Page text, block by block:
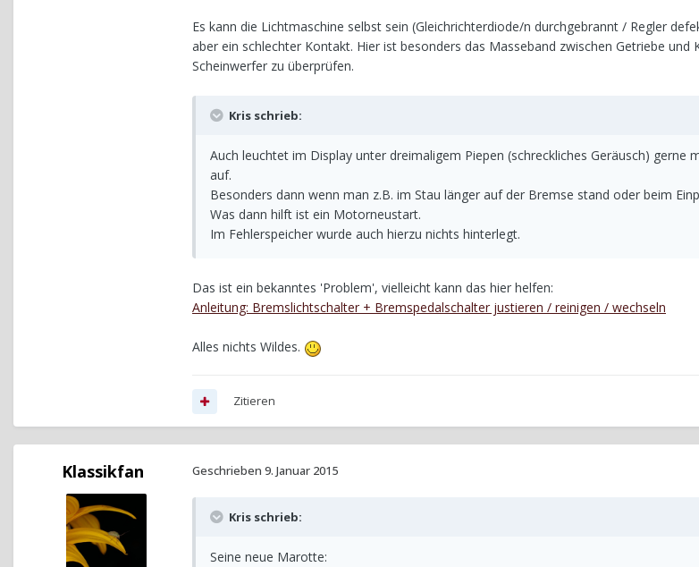
Es kann die Lichtmaschine selbst sein (Gleichrichterdiode/n durchgebrannt / Regler
aber ein schlechter Kontakt. Hier ist besonders das Masseband zwischen Getriebe und
Scheinwerfer zu überprüfen.
Kris schrieb:
Auch leuchtet im Display unter dreimaligem Piepen (schreckliches Geräusch) gerne
auf.
Besonders dann wenn man z.B. im Stau länger auf der Bremse stand oder beim
Was dann hilft ist ein Motorneustart.
Im Fehlerspeicher wurde auch hierzu nichts hinterlegt.
Das ist ein bekanntes 'Problem', vielleicht kann das hier helfen:
Anleitung: Bremslichtschalter + Bremspedalschalter justieren / reinigen / wechseln
Alles nichts Wildes.
Zitieren
Klassikfan Geschrieben 9. Januar 2015
Kris schrieb:
Seine neue Marotte: